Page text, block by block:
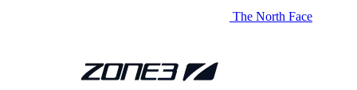
The North Face